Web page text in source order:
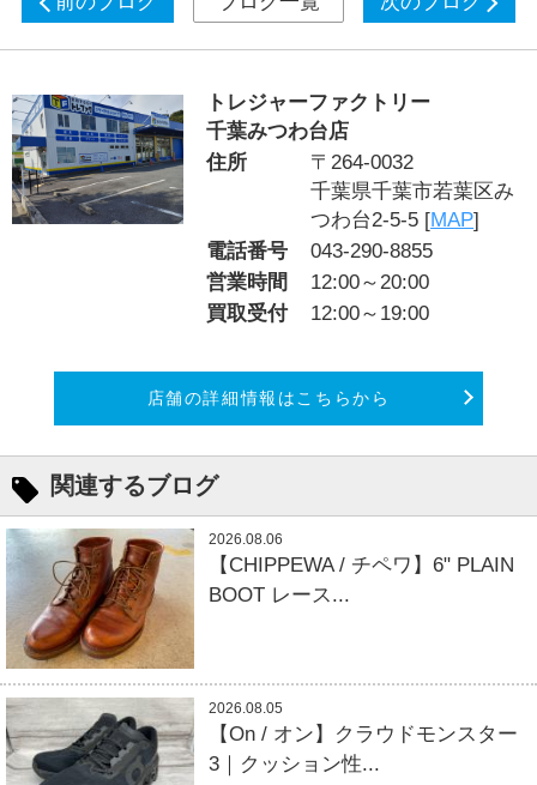
トレジャーファクトリー
千葉みつわ台店
住所
〒264-0032
千葉県千葉市若葉区み
つわ台2-5-5 [MAP]
電話番号
043-290-8855
営業時間
12:00～20:00
買取受付
12:00～19:00
店舗の詳細情報はこちらから
関連するブログ
2026.08.06
【CHIPPEWA / チペワ】6" PLAIN
BOOT レース...
2026.08.05
【On / オン】クラウドモンスター
3｜クッション性...